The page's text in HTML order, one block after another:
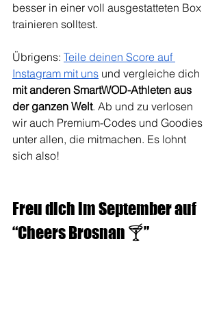
besser in einer voll ausgestatteten Box
trainieren solltest.
Übrigens: Teile deinen Score auf
Instagram mit uns und vergleiche dich
mit anderen SmartWOD-Athleten aus
der ganzen Welt. Ab und zu verlosen
wir auch Premium-Codes und Goodies
unter allen, die mitmachen. Es lohnt
sich also!
Freu dich im September auf
“Cheers Brosnan 🍸”